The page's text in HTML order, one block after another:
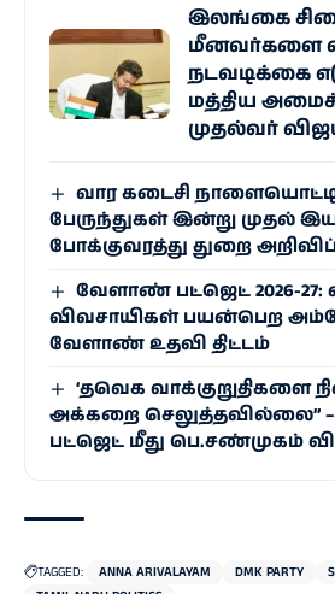
இலங்கை
மீனவர்களை
நடவடிக்கை
மத்திய
முதல்வர்
வார கடைசி நாளையொட்டி
பேருந்துகள் இன்று முதல்
போக்குவரத்து துறை
வேளாண் பட்ஜெட் 2026-27:
விவசாயிகள் பயன்பெற
வேளாண் உதவி திட்டம்
‘தவெக வாக்குறுதிகளை
அக்கறை செலுத்தவில்லை”
பட்ஜெட் மீது பெ.சண்முகம்
TAGGED: ANNA ARIVALAYAM DMK PARTY